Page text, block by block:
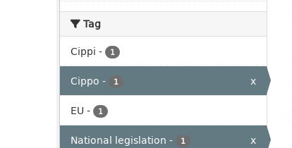
Tag
Cippi - 1
Cippo - 1
x
EU - 1
National legislation - 1
x